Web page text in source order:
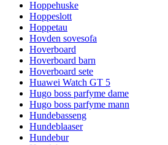
Hoppehuske
Hoppeslott
Hoppetau
Hovden sovesofa
Hoverboard
Hoverboard barn
Hoverboard sete
Huawei Watch GT 5
Hugo boss parfyme dame
Hugo boss parfyme mann
Hundebasseng
Hundeblaaser
Hundebur